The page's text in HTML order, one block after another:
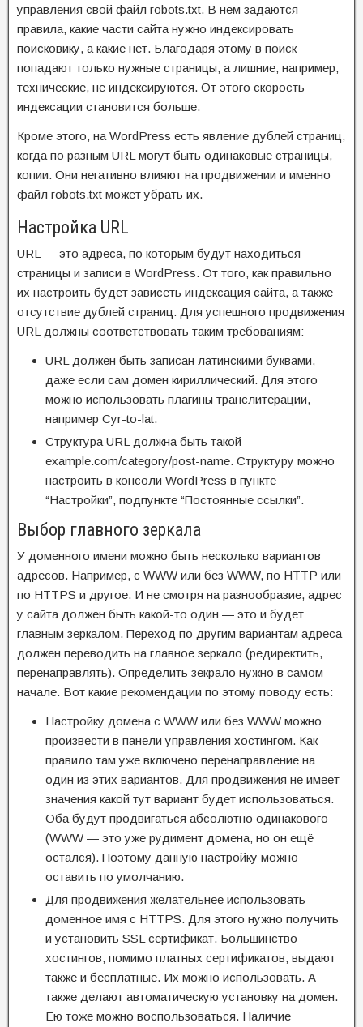
управления свой файл robots.txt. В нём задаются
правила, какие части сайта нужно индексировать
поисковику, а какие нет. Благодаря этому в поиск
попадают только нужные страницы, а лишние, например,
технические, не индексируются. От этого скорость
индексации становится больше.
Кроме этого, на WordPress есть явление дублей страниц,
когда по разным URL могут быть одинаковые страницы,
копии. Они негативно влияют на продвижении и именно
файл robots.txt может убрать их.
Настройка URL
URL — это адреса, по которым будут находиться
страницы и записи в WordPress. От того, как правильно
их настроить будет зависеть индексация сайта, а также
отсутствие дублей страниц. Для успешного продвижения
URL должны соответствовать таким требованиям:
URL должен быть записан латинскими буквами,
даже если сам домен кириллический. Для этого
можно использовать плагины транслитерации,
например Cyr-to-lat.
Структура URL должна быть такой –
example.com/category/post-name. Структуру можно
настроить в консоли WordPress в пункте
“Настройки”, подпункте “Постоянные ссылки”.
Выбор главного зеркала
У доменного имени можно быть несколько вариантов
адресов. Например, с WWW или без WWW, по HTTP или
по HTTPS и другое. И не смотря на разнообразие, адрес
у сайта должен быть какой-то один — это и будет
главным зеркалом. Переход по другим вариантам адреса
должен переводить на главное зеркало (редиректить,
перенаправлять). Определить зекрало нужно в самом
начале. Вот какие рекомендации по этому поводу есть:
Настройку домена с WWW или без WWW можно
произвести в панели управления хостингом. Как
правило там уже включено перенаправление на
один из этих вариантов. Для продвижения не имеет
значения какой тут вариант будет использоваться.
Оба будут продвигаться абсолютно одинакового
(WWW — это уже рудимент домена, но он ещё
остался). Поэтому данную настройку можно
оставить по умолчанию.
Для продвижения желательнее использовать
доменное имя с HTTPS. Для этого нужно получить
и установить SSL сертификат. Большинство
хостингов, помимо платных сертификатов, выдают
также и бесплатные. Их можно использовать. А
также делают автоматическую установку на домен.
Ею тоже можно воспользоваться. Наличие